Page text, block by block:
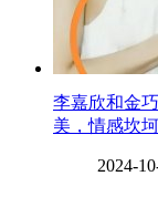
李嘉欣和金
美，情感坎坷
2024-